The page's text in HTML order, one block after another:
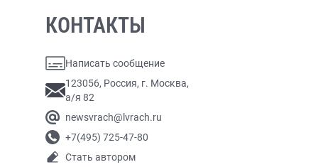
КОНТАКТЫ
Написать сообщение
123056, Россия, г. Москва,
а/я 82
newsvrach@lvrach.ru
+7(495) 725-47-80
Стать автором